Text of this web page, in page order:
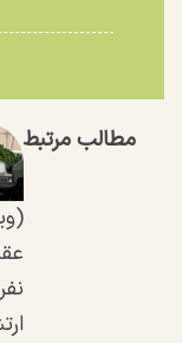
مطالب مرتبط